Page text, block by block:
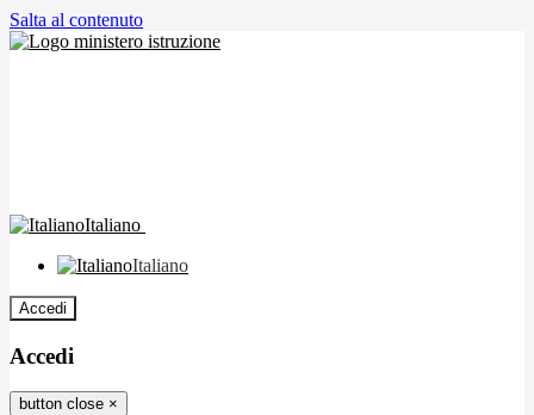
Salta al contenuto
Italiano
Italiano
Accedi
Accedi
button close ×